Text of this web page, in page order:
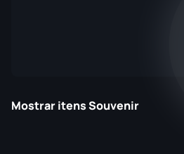
Mostrar itens Souvenir